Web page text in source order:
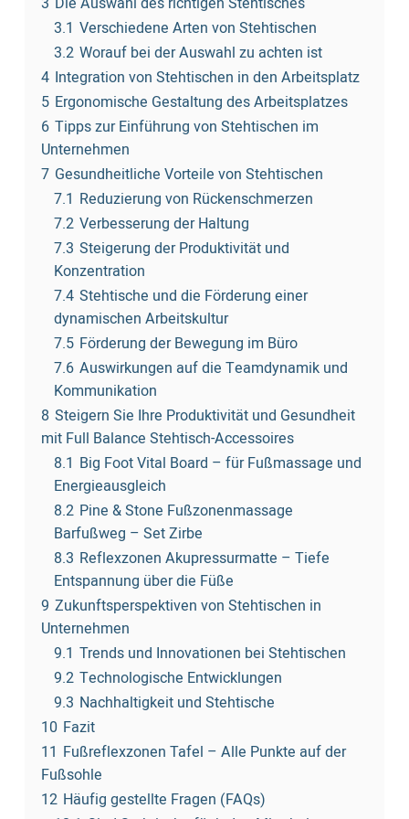
3.1 Verschiedene Arten von Stehtischen
3.2 Worauf bei der Auswahl zu achten ist
4 Integration von Stehtischen in den Arbeitsplatz
5 Ergonomische Gestaltung des Arbeitsplatzes
6 Tipps zur Einführung von Stehtischen im
Unternehmen
7 Gesundheitliche Vorteile von Stehtischen
7.1 Reduzierung von Rückenschmerzen
7.2 Verbesserung der Haltung
7.3 Steigerung der Produktivität und
Konzentration
7.4 Stehtische und die Förderung einer
dynamischen Arbeitskultur
7.5 Förderung der Bewegung im Büro
7.6 Auswirkungen auf die Teamdynamik und
Kommunikation
8 Steigern Sie Ihre Produktivität und Gesundheit
mit Full Balance Stehtisch-Accessoires
8.1 Big Foot Vital Board – für Fußmassage und
Energieausgleich
8.2 Pine & Stone Fußzonenmassage
Barfußweg – Set Zirbe
8.3 Reflexzonen Akupressurmatte – Tiefe
Entspannung über die Füße
9 Zukunftsperspektiven von Stehtischen in
Unternehmen
9.1 Trends und Innovationen bei Stehtischen
9.2 Technologische Entwicklungen
9.3 Nachhaltigkeit und Stehtische
10 Fazit
11 Fußreflexzonen Tafel – Alle Punkte auf der
Fußsohle
12 Häufig gestellte Fragen (FAQs)